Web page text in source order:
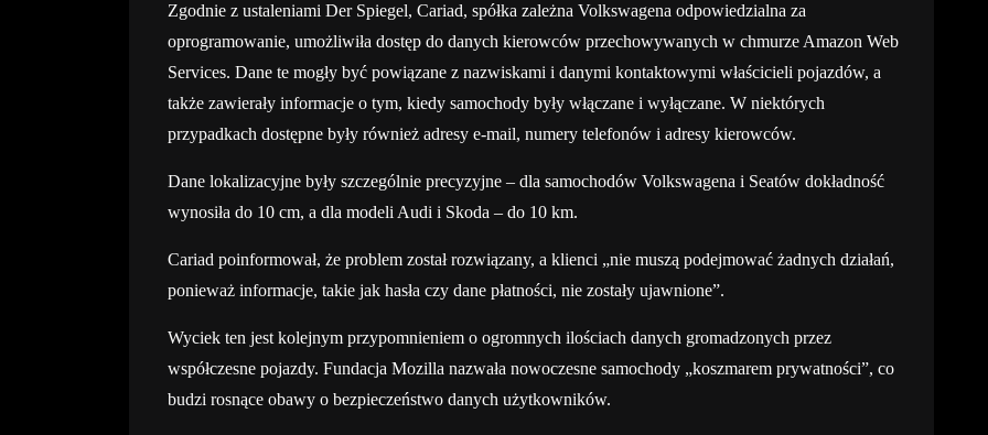
Zgodnie z ustaleniami Der Spiegel, Cariad, spółka zależna Volkswagena odpowiedzialna za
oprogramowanie, umożliwiła dostęp do danych kierowców przechowywanych w chmurze Amazon Web
Services. Dane te mogły być powiązane z nazwiskami i danymi kontaktowymi właścicieli pojazdów, a
także zawierały informacje o tym, kiedy samochody były włączane i wyłączane. W niektórych
przypadkach dostępne były również adresy e-mail, numery telefonów i adresy kierowców.
Dane lokalizacyjne były szczególnie precyzyjne – dla samochodów Volkswagena i Seatów dokładność
wynosiła do 10 cm, a dla modeli Audi i Skoda – do 10 km.
Cariad poinformował, że problem został rozwiązany, a klienci „nie muszą podejmować żadnych działań,
ponieważ informacje, takie jak hasła czy dane płatności, nie zostały ujawnione”.
Wyciek ten jest kolejnym przypomnieniem o ogromnych ilościach danych gromadzonych przez
współczesne pojazdy. Fundacja Mozilla nazwała nowoczesne samochody „koszmarem prywatności”, co
budzi rosnące obawy o bezpieczeństwo danych użytkowników.